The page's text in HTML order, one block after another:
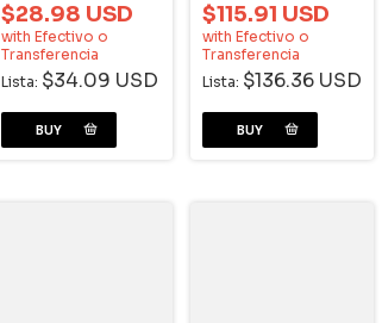
$28.98 USD
with Efectivo o
Transferencia
Lista: $34.09 USD
$115.91 USD
with Efectivo o
Transferencia
Lista: $136.36 USD